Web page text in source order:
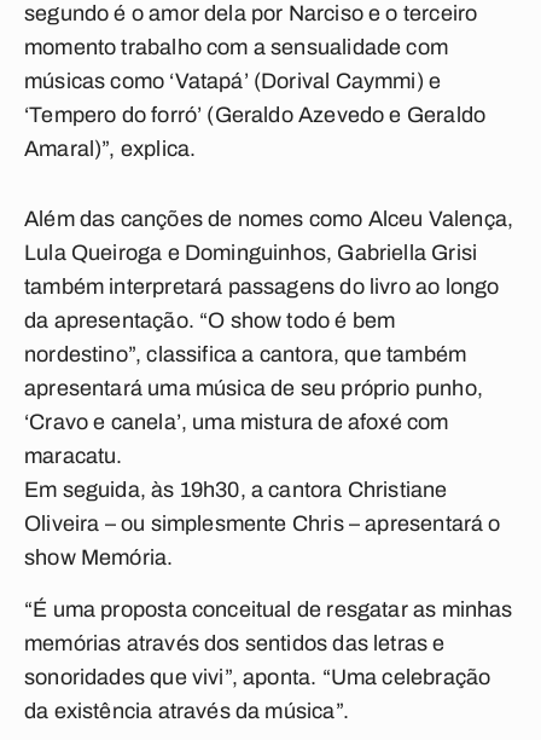
segundo é o amor dela por Narciso e o terceiro
momento trabalho com a sensualidade com
músicas como ‘Vatapá’ (Dorival Caymmi) e
‘Tempero do forró’ (Geraldo Azevedo e Geraldo
Amaral)”, explica.
Além das canções de nomes como Alceu Valença,
Lula Queiroga e Dominguinhos, Gabriella Grisi
também interpretará passagens do livro ao longo
da apresentação. “O show todo é bem
nordestino”, classifica a cantora, que também
apresentará uma música de seu próprio punho,
‘Cravo e canela’, uma mistura de afoxé com
maracatu.
Em seguida, às 19h30, a cantora Christiane
Oliveira – ou simplesmente Chris – apresentará o
show Memória.
“É uma proposta conceitual de resgatar as minhas
memórias através dos sentidos das letras e
sonoridades que vivi”, aponta. “Uma celebração
da existência através da música”.